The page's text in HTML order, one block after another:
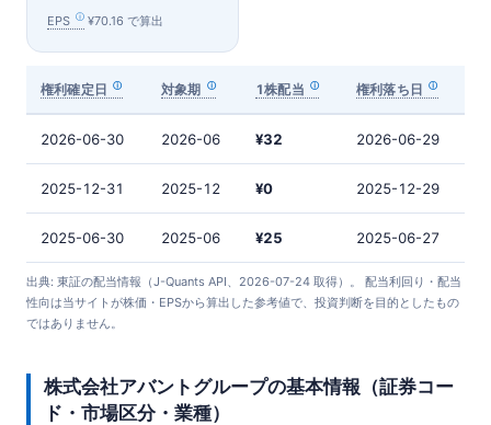
EPS ¥70.16 で算出
権利確定日 対象期 1株配当 権利落ち日
2026-06-30 2026-06 ¥32 2026-06-29
2025-12-31 2025-12 ¥0 2025-12-29
2025-06-30 2025-06 ¥25 2025-06-27
出典: 東証の配当情報（J-Quants API、2026-07-24 取得）。 配当利回り・配当
性向は当サイトが株価・EPSから算出した参考値で、投資判断を目的としたもの
ではありません。
株式会社アバントグループの基本情報（証券コー
ド・市場区分・業種）